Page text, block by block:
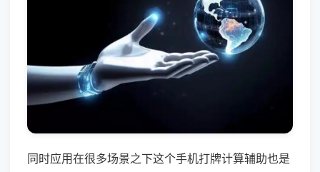
同时应用在很多场景之下这个手机打牌计算辅助也是